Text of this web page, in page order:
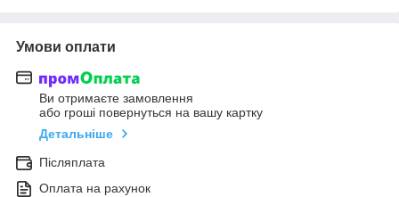
Умови оплати
Ви отримаєте замовлення
або гроші повернуться на вашу картку
Детальніше
Післяплата
Оплата на рахунок